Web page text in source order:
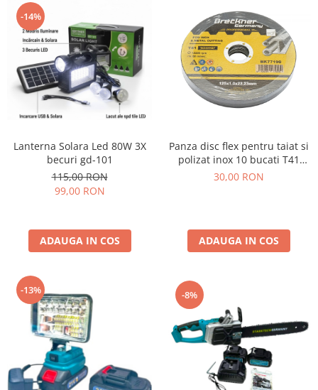
-14%
Lanterna Solara Led 80W 3X
becuri gd-101
115,00 RON
99,00 RON
ADAUGA IN COS
Panza disc flex pentru taiat si
polizat inox 10 bucati T41
125x1.0x22mm
30,00 RON
ADAUGA IN COS
-13% -8%